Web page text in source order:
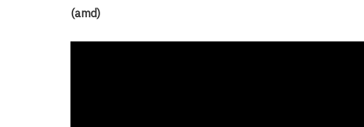
(amd)